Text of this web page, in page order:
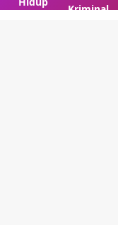
Kriminal